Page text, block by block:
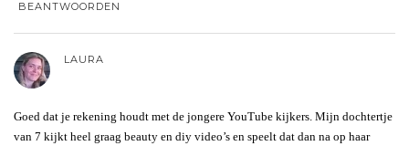
BEANTWOORDEN
LAURA
Goed dat je rekening houdt met de jongere YouTube kijkers. Mijn dochtertje
van 7 kijkt heel graag beauty en diy video’s en speelt dat dan na op haar